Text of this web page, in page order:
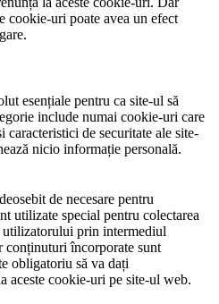
cookie-uri poate avea un efect
esențiale pentru ca site-ul să
include numai cookie-uri care
caracteristici de securitate ale site-
nicio informație personală.
de necesare pentru
utilizate special pentru colectarea
utilizatorului prin intermediul
conținuturi încorporate sunt
obligatoriu să va dați
aceste cookie-uri pe site-ul web.